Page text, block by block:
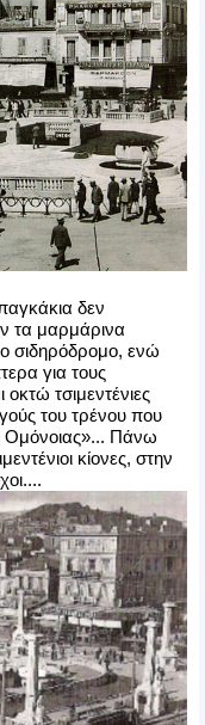
δεν
τα μαρμάρινα
σιδηρόδρομο, ενώ
για τους
τσιμεντένιες
του τρένου που
Ομόνοιας»... Πάνω
κίονες, στην